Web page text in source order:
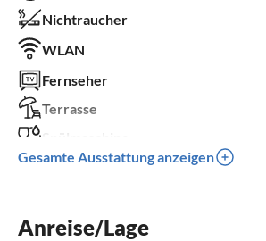
Nichtraucher
WLAN
Fernseher
Terrasse
Kinderbett
Gesamte Ausstattung anzeigen
Anreise/Lage